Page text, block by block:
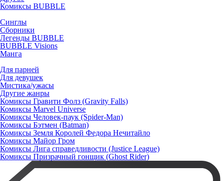
Комиксы BUBBLE
Синглы
Сборники
Легенды BUBBLE
BUBBLE Visions
Манга
Для парней
Для девушек
Мистика/ужасы
Другие жанры
Комиксы Гравити Фолз (Gravity Falls)
Комиксы Marvel Universe
Комиксы Человек-паук (Spider-Man)
Комиксы Бэтмен (Batman)
Комиксы Земля Королей Федора Нечитайло
Комиксы Майор Гром
Комиксы Лига справедливости (Justice League)
Комиксы Призрачный гонщик (Ghost Rider)